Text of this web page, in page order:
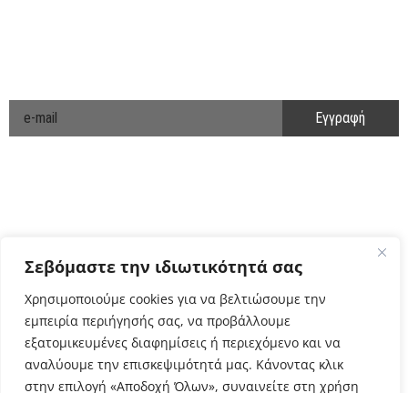
Σεβόμαστε την ιδιωτικότητά σας
Χρησιμοποιούμε cookies για να βελτιώσουμε την
εμπειρία περιήγησής σας, να προβάλλουμε
εξατομικευμένες διαφημίσεις ή περιεχόμενο και να
αναλύουμε την επισκεψιμότητά μας. Κάνοντας κλικ
στην επιλογή «Αποδοχή Όλων», συναινείτε στη χρήση